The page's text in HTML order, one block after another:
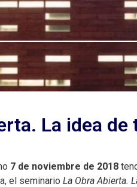
La idea
7 de noviembre de 2018
el seminario La Obra Abierta.